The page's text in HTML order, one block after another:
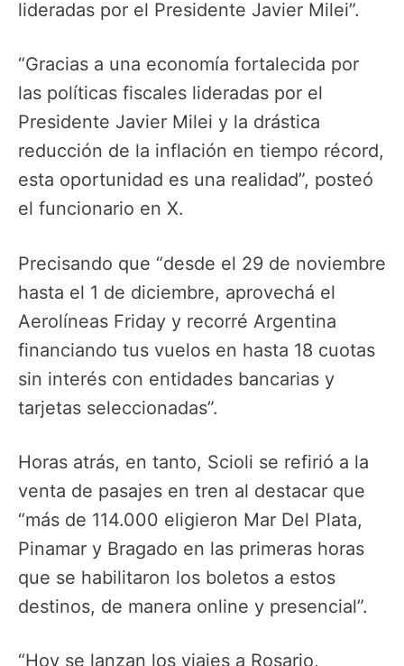
lideradas por el Presidente Javier Milei”.
“Gracias a una economía fortalecida por
las políticas fiscales lideradas por el
Presidente Javier Milei y la drástica
reducción de la inflación en tiempo récord,
esta oportunidad es una realidad”, posteó
el funcionario en X.
Precisando que “desde el 29 de noviembre
hasta el 1 de diciembre, aprovechá el
Aerolíneas Friday y recorré Argentina
financiando tus vuelos en hasta 18 cuotas
sin interés con entidades bancarias y
tarjetas seleccionadas”.
Horas atrás, en tanto, Scioli se refirió a la
venta de pasajes en tren al destacar que
“más de 114.000 eligieron Mar Del Plata,
Pinamar y Bragado en las primeras horas
que se habilitaron los boletos a estos
destinos, de manera online y presencial”.
“Hoy se lanzan los viajes a Rosario,